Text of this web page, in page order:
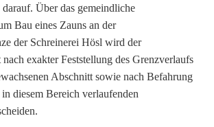
Über das gemeindliche
Bau eines Zauns an der
der Schreinerei Hösl wird der
nach exakter Feststellung des Grenzverlaufs
Abschnitt sowie nach Befahrung
diesem Bereich verlaufenden